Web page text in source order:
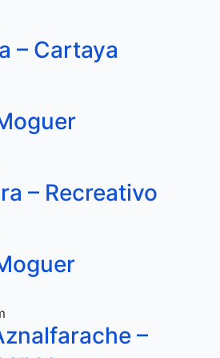
– Cartaya
– Recreativo
–